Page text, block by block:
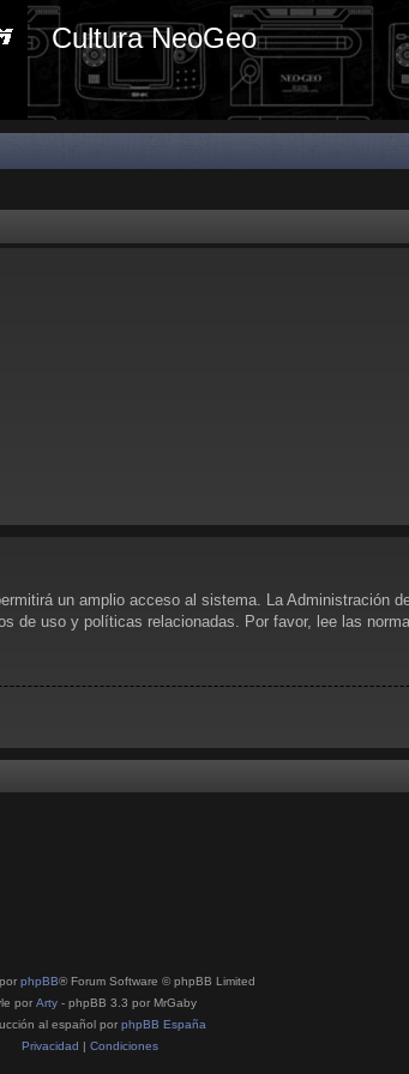
Cultura NeoGeo
un amplio acceso al sistema. La Administración
de uso y políticas relacionadas. Por favor, lee las
phpBB® Forum Software © phpBB Limited
por Arty - phpBB 3.3 por MrGaby
al español por phpBB España
Privacidad | Condiciones